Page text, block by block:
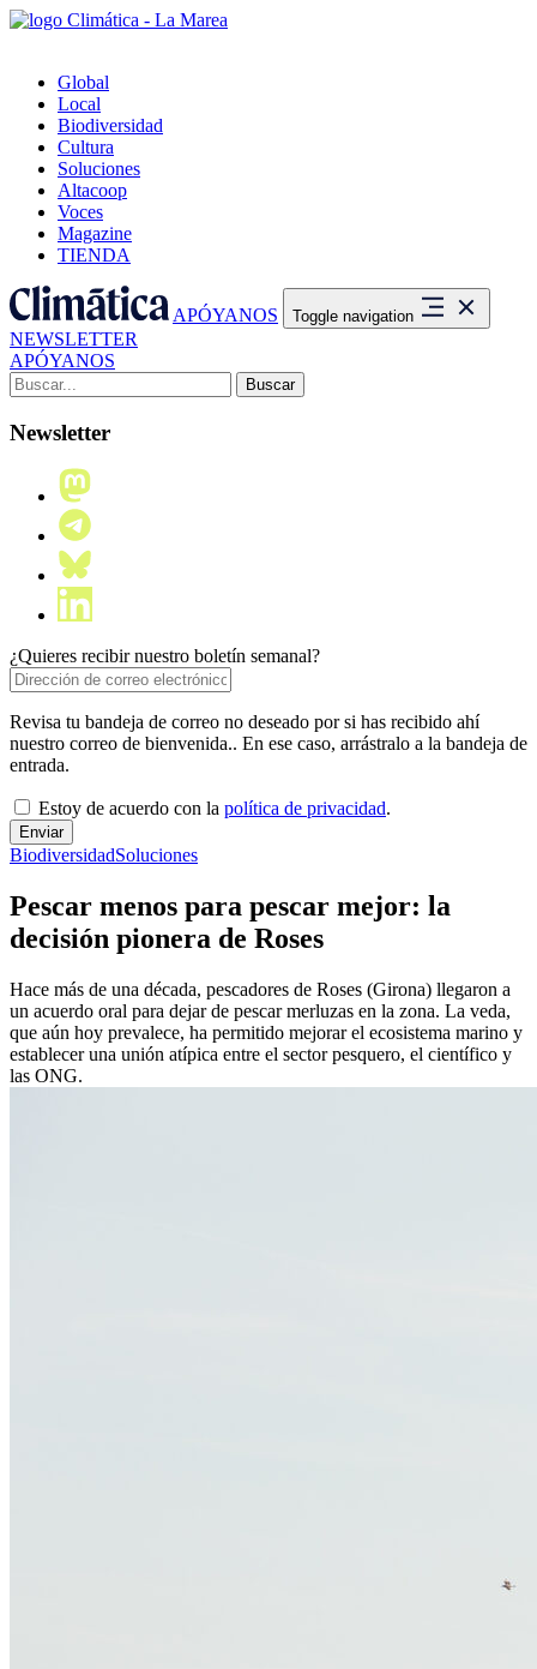
Global
Local
Biodiversidad
Cultura
Soluciones
Altacoop
Voces
Magazine
TIENDA
APÓYANOS Toggle navigation
NEWSLETTER
APÓYANOS
Buscar:
Newsletter
¿Quieres recibir nuestro boletín semanal?
Revisa tu bandeja de correo no deseado por si has recibido ahí
nuestro correo de bienvenida.. En ese caso, arrástralo a la bandeja de
entrada.
Estoy de acuerdo con la política de privacidad.
BiodiversidadSoluciones
Pescar menos para pescar mejor: la
decisión pionera de Roses
Hace más de una década, pescadores de Roses (Girona) llegaron a
un acuerdo oral para dejar de pescar merluzas en la zona. La veda,
que aún hoy prevalece, ha permitido mejorar el ecosistema marino y
establecer una unión atípica entre el sector pesquero, el científico y
las ONG.